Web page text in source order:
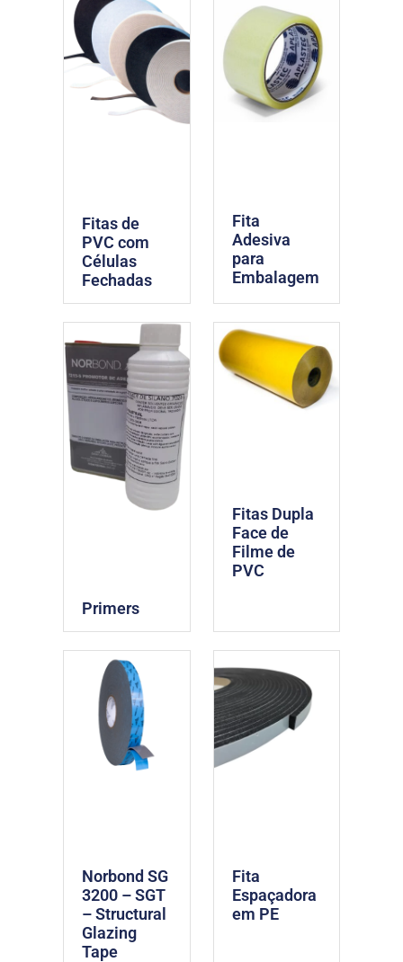
Fitas de
PVC com
Células
Fechadas
Fita
Adesiva
para
Embalagem
Primers
Fitas Dupla
Face de
Filme de
PVC
Norbond SG
3200 – SGT
– Structural
Glazing
Tape
Fita
Espaçadora
em PE